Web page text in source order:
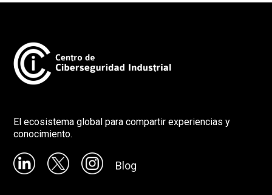
El ecosistema global para compartir experiencias y
conocimiento.
Blog